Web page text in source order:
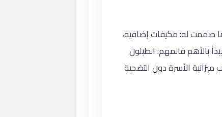
صممت له: مكيفات إضافية،
بالأهم فالمهم: الطبلون
الأسرة دون التضحية